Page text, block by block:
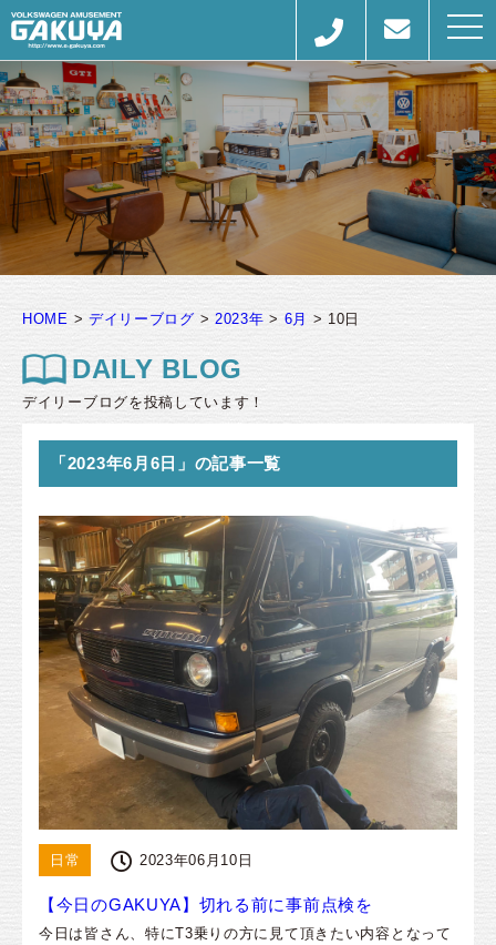
HOME > デイリーブログ > 2023年 > 6月 > 10日
DAILY BLOG
デイリーブログを投稿しています！
「2023年6月6日」の記事一覧
日常 2023年06月10日
【今日のGAKUYA】切れる前に事前点検を
今日は皆さん、特にT3乗りの方に見て頂きたい内容となって